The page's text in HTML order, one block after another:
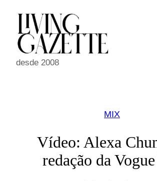
conteúdo
desde 2008
MIX
Vídeo: Alexa
redação da